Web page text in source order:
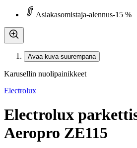
Asiakasomistaja-alennus-15 %
Avaa kuva suurempana
Karusellin nuolipainikkeet
Electrolux
Electrolux
Aeropro ZE115